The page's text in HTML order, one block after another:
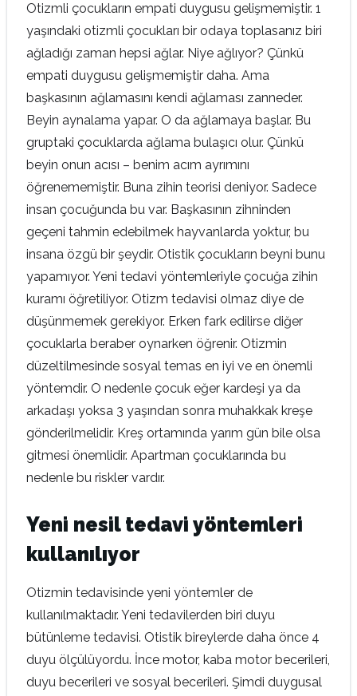
Otizmli çocukların empati duygusu gelişmemiştir. 1
yaşındaki otizmli çocukları bir odaya toplasanız biri
ağladığı zaman hepsi ağlar. Niye ağlıyor? Çünkü
empati duygusu gelişmemiştir daha. Ama
başkasının ağlamasını kendi ağlaması zanneder.
Beyin aynalama yapar. O da ağlamaya başlar. Bu
gruptaki çocuklarda ağlama bulaşıcı olur. Çünkü
beyin onun acısı – benim acım ayrımını
öğrenememiştir. Buna zihin teorisi deniyor. Sadece
insan çocuğunda bu var. Başkasının zihninden
geçeni tahmin edebilmek hayvanlarda yoktur, bu
insana özgü bir şeydir. Otistik çocukların beyni bunu
yapamıyor. Yeni tedavi yöntemleriyle çocuğa zihin
kuramı öğretiliyor. Otizm tedavisi olmaz diye de
düşünmemek gerekiyor. Erken fark edilirse diğer
çocuklarla beraber oynarken öğrenir. Otizmin
düzeltilmesinde sosyal temas en iyi ve en önemli
yöntemdir. O nedenle çocuk eğer kardeşi ya da
arkadaşı yoksa 3 yaşından sonra muhakkak kreşe
gönderilmelidir. Kreş ortamında yarım gün bile olsa
gitmesi önemlidir. Apartman çocuklarında bu
nedenle bu riskler vardır.
Yeni nesil tedavi yöntemleri
kullanılıyor
Otizmin tedavisinde yeni yöntemler de
kullanılmaktadır. Yeni tedavilerden biri duyu
bütünleme tedavisi. Otistik bireylerde daha önce 4
duyu ölçülüyordu. İnce motor, kaba motor becerileri,
duyu becerileri ve sosyal becerileri. Şimdi duygusal